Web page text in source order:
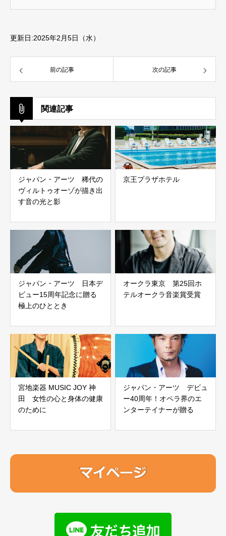
更新日:2025年2月5日（水）
前の記事 次の記事
関連記事
ジャパン・アーツ 稀代の
ヴィルトゥオーゾが描き出
す音の光と影
京王プラザホテル
ジャパン・アーツ 日本デ
ビュー15周年記念に贈る
極上のひととき
オークラ東京 第25回ホ
テルオークラ音楽賞受賞
宮地楽器 MUSIC JOY 神
田 女性の心と身体の健康
のために
ジャパン・アーツ デビュ
ー40周年！オペラ界のエ
ンターテイナーが贈る